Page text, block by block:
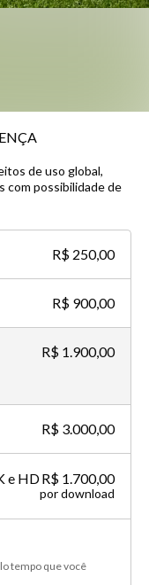
de uso global,
com possibilidade de
R$ 250,00
R$ 900,00
R$ 1.900,00
R$ 3.000,00
e HDR$ 1.700,00
por download
tempo que você